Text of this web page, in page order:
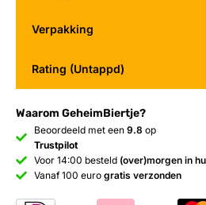
Waarom GeheimBiertje?
Beoordeeld met een 9.8 op
Trustpilot
Voor 14:00 besteld (over)morgen in
Vanaf 100 euro gratis verzonden
Verpakking
Rating (Untappd)